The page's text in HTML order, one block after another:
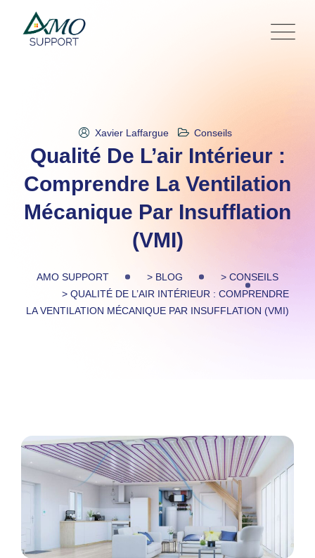
content
Xavier Laffargue Conseils
Qualité De L’air Intérieur :
Comprendre La Ventilation
Mécanique Par Insufflation
(VMI)
AMO SUPPORT > BLOG > CONSEILS
> QUALITÉ DE L’AIR INTÉRIEUR : COMPRENDRE
LA VENTILATION MÉCANIQUE PAR INSUFFLATION (VMI)